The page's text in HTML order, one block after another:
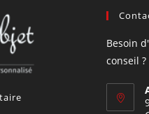
Besoin
conseil